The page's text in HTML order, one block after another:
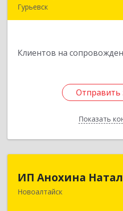
Гурьевск
Клиентов на
Отправить
Показать
Отправить
Назад
ИП Анохина
Новоалтайск658041,